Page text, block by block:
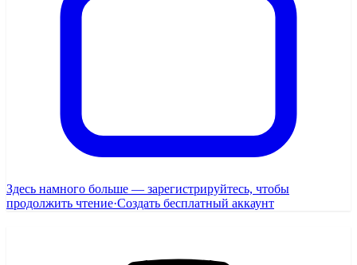
Здесь намного больше — зарегистрируйтесь, чтобы
продолжить чтение·Создать бесплатный аккаунт